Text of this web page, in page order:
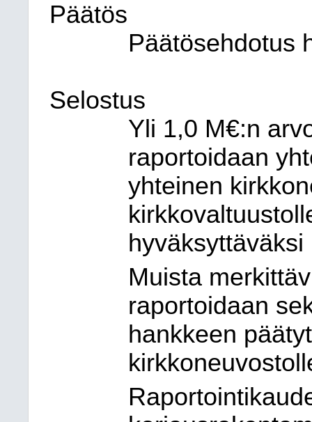
Päätös
Päätösehdotus
Selostus
Yli 1,0 M€:n
raportoidaan
yhteinen
Muista
raportoidaan
hankkeen